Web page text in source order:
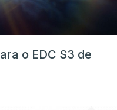
o EDC S3 de